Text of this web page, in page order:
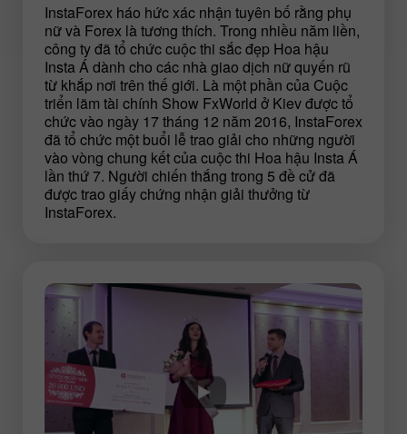
InstaForex háo hức xác nhận tuyên bố rằng phụ
nữ và Forex là tương thích. Trong nhiều năm liền,
công ty đã tổ chức cuộc thi sắc đẹp Hoa hậu
Insta Á dành cho các nhà giao dịch nữ quyến rũ
từ khắp nơi trên thế giới. Là một phần của Cuộc
triển lãm tài chính Show FxWorld ở Kiev được tổ
chức vào ngày 17 tháng 12 năm 2016, InstaForex
đã tổ chức một buổi lễ trao giải cho những người
vào vòng chung kết của cuộc thi Hoa hậu Insta Á
lần thứ 7. Người chiến thắng trong 5 đề cử đã
được trao giấy chứng nhận giải thưởng từ
InstaForex.